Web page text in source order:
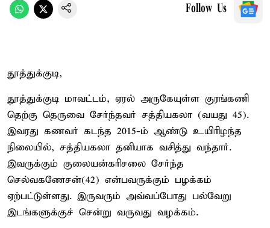
Follow Us
தூத்துக்குடி,
தூத்துக்குடி மாவட்டம், ஏரல் அருகேயுள்ள குரங்கணி
தெற்கு தெருவை சேர்ந்தவர் சத்தியகலா (வயது 45).
இவரது கணவர் கடந்த 2015-ம் ஆண்டு உயிரிழந்த
நிலையில், சத்தியகலா தனியாக வசித்து வந்தார்.
இவருக்கும் குலையன்கரிசலை சேர்ந்த
செல்வகணேசன்(42) என்பவருக்கும் பழக்கம்
ஏற்பட்டுள்ளது. இருவரும் அவ்வப்போது பல்வேறு
இடங்களுக்குச் சென்று வருவது வழக்கம்.